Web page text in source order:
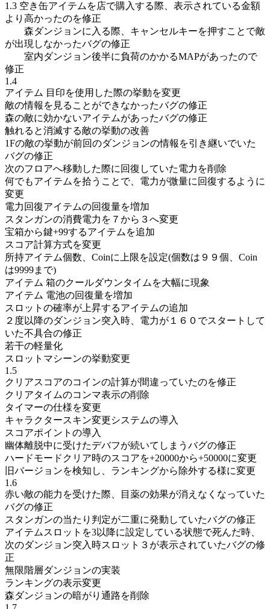
1.3 空き缶アイテムを店で購入する際、表示されている金額
より高かったのを修正
森ダンジョンに入る際、キャンセルキーを押すことで敵
が出現しなかったバグの修正
室内ダンジョン後半に負荷のかかるMAPがあったので
修正
1.4
アイテム 目印を使用した際の挙動を変更
敵の情報を見ることができなかったバグの修正
森の敵に効かないアイテムがあったバグの修正
触れると消滅する敵の挙動の改善
1Fの敵の挙動が前回のダンジョンの情報を引き継いでいた
バグの修正
次のフロアへ移動した際に回復していた電力を削除
何でもアイテムを拾うことで、電力が微量に回復するように
変更
電力回復アイテムの回復量を増加
スタンガンの消費電力を７から３へ変更
宝箱から鍵+99するアイテムを追加
スコア計算方式を変更
所持アイテム個数、Coinに上限を設定(個数は９９個、Coin
は9999まで)
アイテム 箱のクールダウンタイムを大幅に現象
アイテム 電池の回復量を増加
スロットの確率が上昇するアイテムの追加
２度以降のダンジョン突入時、電力が１６０でスタートして
いた不具合の修正
若干の軽量化
スロットマシーンの挙動変更
1.5
クリアスコアのコインの計算が間違っていたのを修正
クリアタイムのコンマ表示の削除
タイマーの仕様を変更
キャラクタースキン変更システムの導入
スコアポイントの導入
幽体離脱中に受けたデバフが続いてしまうバグの修正
ハードモードクリア時のスコアを+20000から+50000に変更
旧バージョンを検知し、ランキングから除外する様に変更
1.6
赤い敵の能力を受けた際、目薬の効果が消えなくなっていた
バグの修正
スタンガンの当たり判定が二重に発動していたバグの修正
アイテムスロットを3以降に設定している状態で死んだ時、
次のダンジョン突入時スロット３が表示されていたバグの修
正
無限階層ダンジョンの実装
ランキングの表示変更
森ダンジョンの暗がり通路を削除